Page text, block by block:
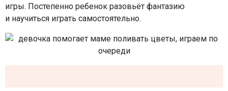
игры. Постепенно ребенок разовьёт фантазию
и научиться играть самостоятельно.